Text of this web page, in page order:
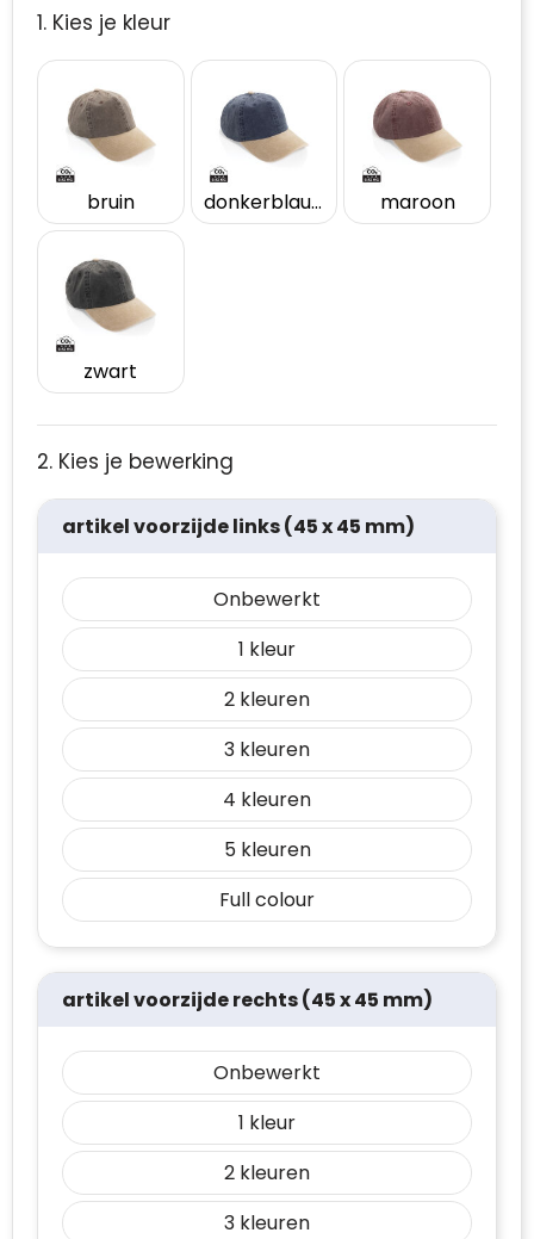
1. Kies je kleur
bruin donkerblauw maroon
zwart
2. Kies je bewerking
artikel voorzijde links (45 x 45 mm)
Onbewerkt
1
2
3
4
5
Full colour
artikel voorzijde rechts (45 x 45 mm)
Onbewerkt
1
2
3